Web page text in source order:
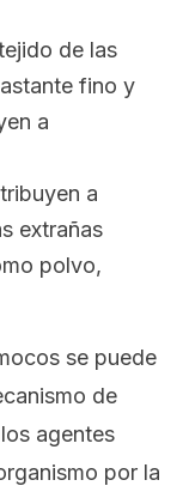
de las
fino y
a
a
extrañas
polvo,
se puede
de
agentes
por la